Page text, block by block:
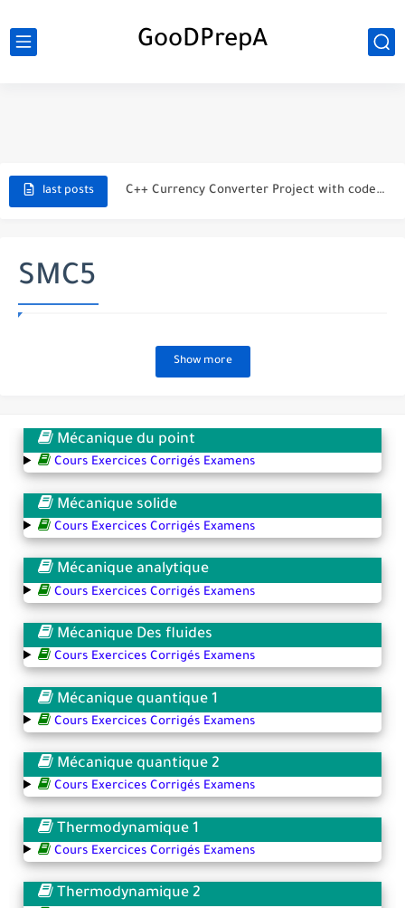
GooDPrepA
last posts
La Communication Oral en PDF
Chute libre verticale d’un solide
SMC5
Show more
Mécanique du point
Cours Exercices Corrigés Examens
Mécanique solide
Cours Exercices Corrigés Examens
Mécanique analytique
Cours Exercices Corrigés Examens
Mécanique Des fluides
Cours Exercices Corrigés Examens
Mécanique quantique 1
Cours Exercices Corrigés Examens
Mécanique quantique 2
Cours Exercices Corrigés Examens
Thermodynamique 1
Cours Exercices Corrigés Examens
Thermodynamique 2